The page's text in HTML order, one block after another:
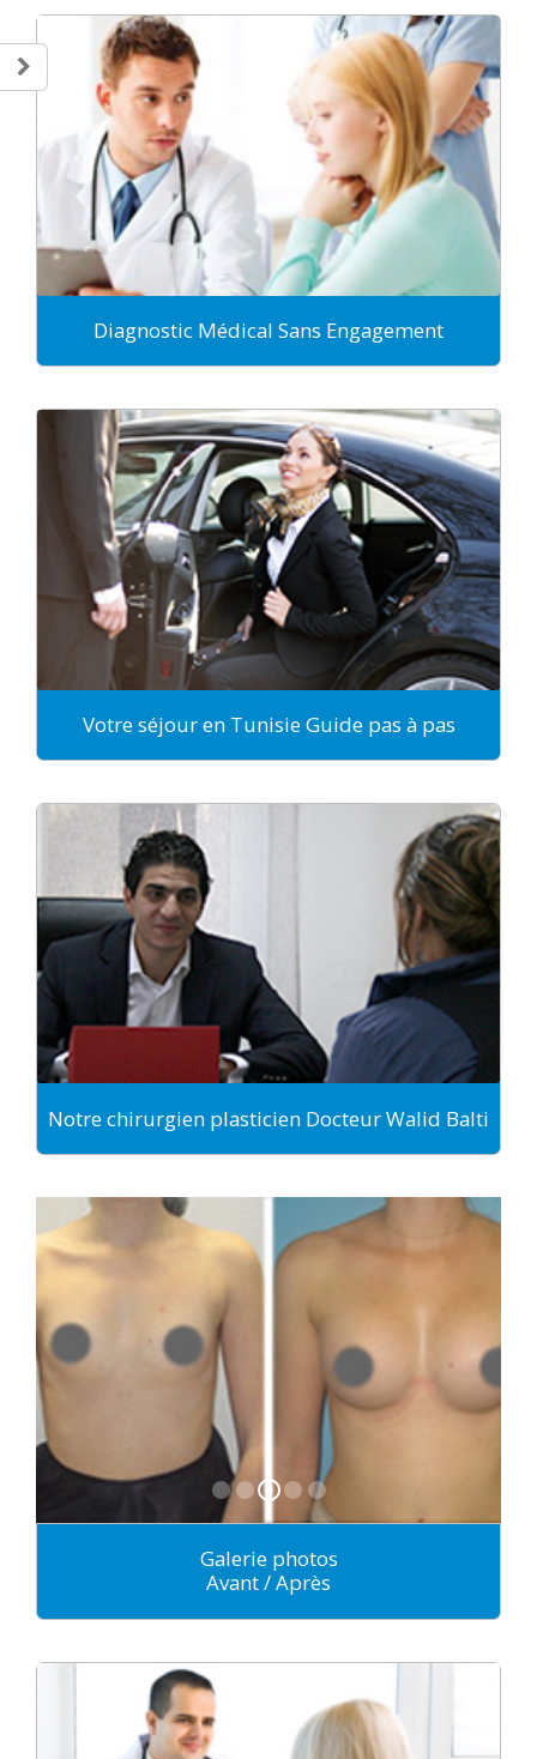
Diagnostic Médical Sans Engagement
Votre séjour en Tunisie Guide pas à pas
Notre chirurgien plasticien Docteur Walid Balti
Galerie photos
Avant / Après